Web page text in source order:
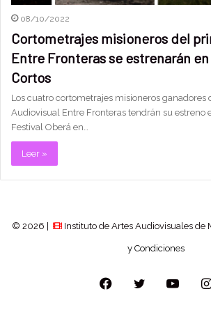
08/10/2022
Cortometrajes misioneros del
Entre Fronteras se estrenarán en
Cortos
Los cuatro cortometrajes misioneros ganadores
Audiovisual Entre Fronteras tendrán su estreno
Festival Oberá en…
Leer »
© 2026 | Instituto de Artes Audiovisuales de
y Condiciones
Facebook
Twitter